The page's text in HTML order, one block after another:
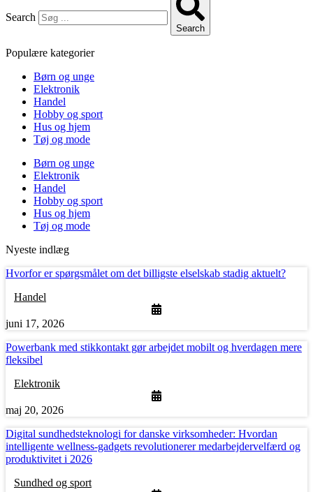
Search
Search
Populære kategorier
Børn og unge
Elektronik
Handel
Hobby og sport
Hus og hjem
Tøj og mode
Børn og unge
Elektronik
Handel
Hobby og sport
Hus og hjem
Tøj og mode
Nyeste indlæg
Hvorfor er spørgsmålet om det billigste elselskab stadig aktuelt?
Handel
juni 17, 2026
Powerbank med stikkontakt gør arbejdet mobilt og hverdagen mere
fleksibel
Elektronik
maj 20, 2026
Digital sundhedsteknologi for danske virksomheder: Hvordan
intelligente wellness-gadgets revolutionerer medarbejdervelfærd og
produktivitet i 2026
Sundhed og sport